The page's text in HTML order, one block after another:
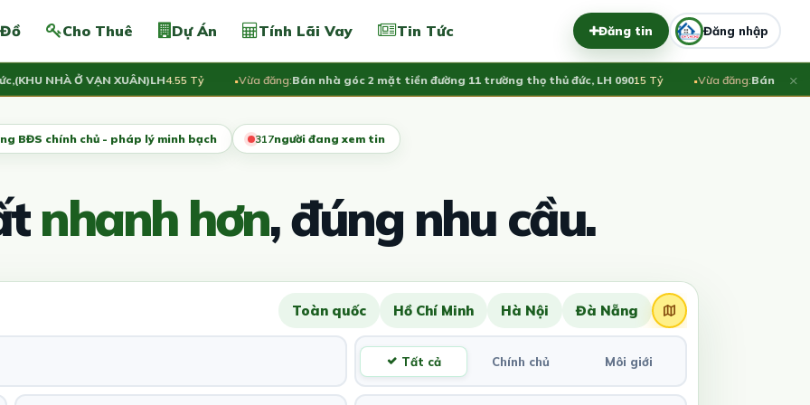
Cho Thuê Dự Án Tính Lãi Vay Tin Tức Đăng tin Đăng nhập
NHÀ Ở VẠN XUÂN)LH4.55 Tỷ Vừa đăng:Bán nhà góc 2 mặt tiền đường 11 trường thọ thủ đức, LH 09015 Tỷ Vừa đăng:Bán nhà Hương
×
BĐS chính chủ - pháp lý minh bạch 318người đang xem tin
nhanh hơn, đúng nhu cầu.
Toàn quốc Hồ Chí Minh Hà Nội Đà Nẵng
Tất cả Chính chủ Môi giới